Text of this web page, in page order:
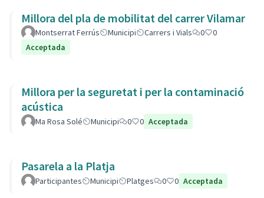
Millora del pla de mobilitat del carrer Vilamar
Montserrat Ferrús Municipi Carrers i Vials 0
0
Acceptada
Millora per la seguretat i per la contaminació
acústica
Ma Rosa Solé Municipi 0 0 Acceptada
Pasarela a la Platja
Participantes Municipi Platges 0 0 Acceptada